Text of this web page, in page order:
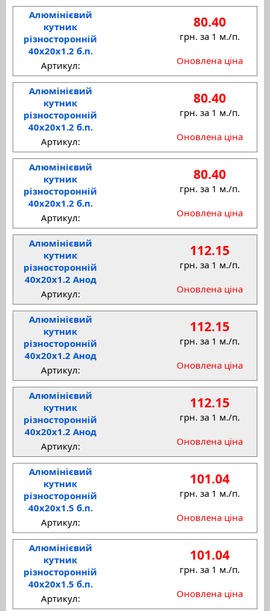
Алюмінієвий
кутник
різносторонній
40x20x1.2 б.п.
80.40
грн. за 1 м./п.
Оновлена ціна
Артикул:
Алюмінієвий
кутник
різносторонній
40x20x1.2 б.п.
80.40
грн. за 1 м./п.
Оновлена ціна
Артикул:
Алюмінієвий
кутник
різносторонній
40x20x1.2 б.п.
80.40
грн. за 1 м./п.
Оновлена ціна
Артикул:
Алюмінієвий
кутник
різносторонній
40x20x1.2 Анод
112.15
грн. за 1 м./п.
Оновлена ціна
Артикул:
Алюмінієвий
кутник
різносторонній
40x20x1.2 Анод
112.15
грн. за 1 м./п.
Оновлена ціна
Артикул:
Алюмінієвий
кутник
різносторонній
40x20x1.2 Анод
112.15
грн. за 1 м./п.
Оновлена ціна
Артикул:
Алюмінієвий
кутник
різносторонній
40x20x1.5 б.п.
101.04
грн. за 1 м./п.
Оновлена ціна
Артикул:
Алюмінієвий
кутник
різносторонній
40x20x1.5 б.п.
101.04
грн. за 1 м./п.
Оновлена ціна
Артикул: